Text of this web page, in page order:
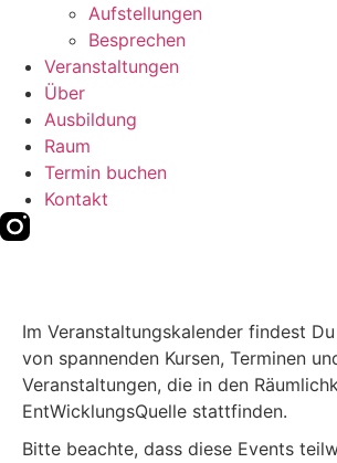
Aufstellungen
Besprechen
Veranstaltungen
Über
Ausbildung
Raum
Termin buchen
Kontakt
Im Veranstaltungskalender findest
von spannenden Kursen, Terminen
Veranstaltungen, die in den
EntWicklungsQuelle stattfinden.
Bitte beachte, dass diese Events